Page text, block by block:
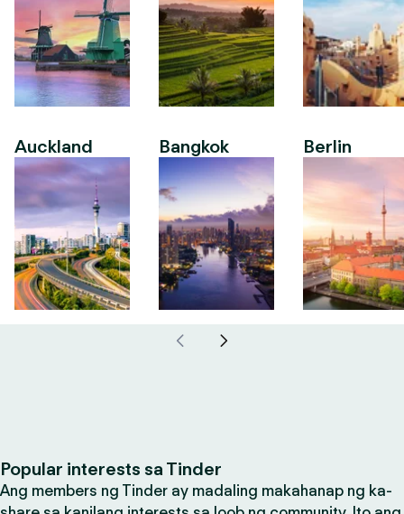
Auckland Bangkok Berlin
Popular interests sa Tinder
Ang members ng Tinder ay madaling makahanap ng ka-